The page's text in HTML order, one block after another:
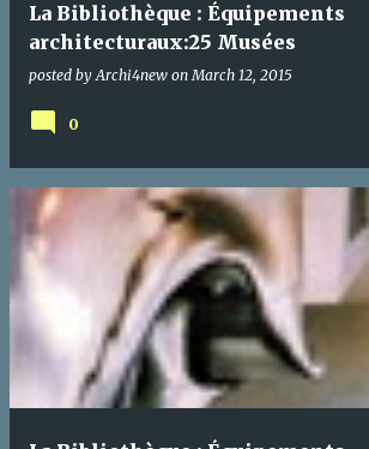
La Bibliothèque : Équipements
architecturaux:25 Musées
posted by Archi4new on March 12, 2015
0